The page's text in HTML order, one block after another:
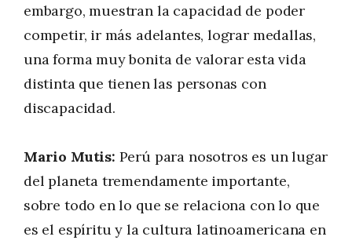
embargo, muestran la capacidad de poder
competir, ir más adelantes, lograr medallas,
una forma muy bonita de valorar esta vida
distinta que tienen las personas con
discapacidad.
Mario Mutis: Perú para nosotros es un lugar
del planeta tremendamente importante,
sobre todo en lo que se relaciona con lo que
es el espíritu y la cultura latinoamericana en